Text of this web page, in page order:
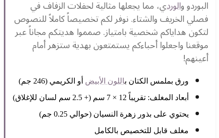
البوردو والوردي، مما يجعلها مثالية لحفلات الزفاف في
فصلي الخريف والشتاء. نوفر لكم تخصيصاً كاملاً للنصوص
لتكون هداياكم شخصية بامتياز. صمموا هديتكم مجاناً عبر
موقعنا واجعلوا أحباءكم يستمتعون بهدية ستزهر أمام
أعينهم!
ورق بملمس الكتان باللون الأبيض أو الكريمي (246 جم)
أبعاد المغلف: تقريباً 12 × 7 سم (+ 2.5 سم لسان للإغلاق)
يحتوي على بذور زهرة النسيان (حوالي 0.25 جم)
مغلف قابل للتخصيص بالكامل